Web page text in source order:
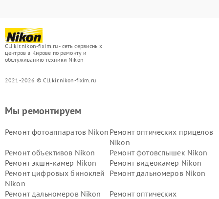
СЦ kir.nikon-fixim.ru - сеть сервисных
центров в Кирове по ремонту и
обслуживанию техники Nikon
2021-2026 © СЦ kir.nikon-fixim.ru
Мы ремонтируем
Ремонт фотоаппаратов Nikon Ремонт оптических прицелов
Nikon
Ремонт объективов Nikon
Ремонт фотовспышек Nikon
Ремонт экшн-камер Nikon
Ремонт видеокамер Nikon
Ремонт цифровых биноклей
Nikon
Ремонт дальномеров Nikon
Ремонт дальномеров Nikon
Ремонт оптических